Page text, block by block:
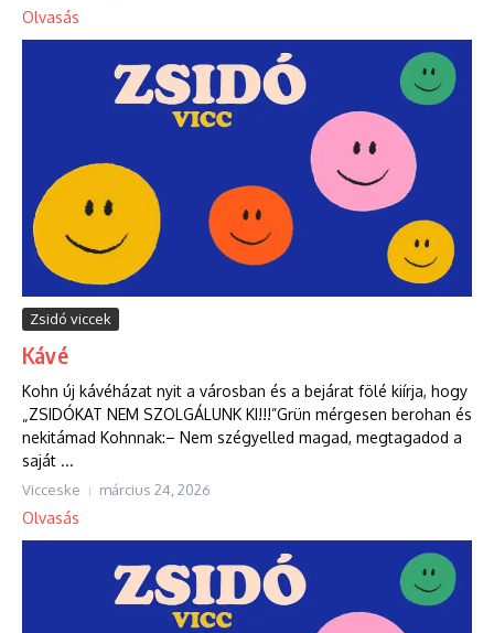
Olvasás
Zsidó viccek
Kávé
Kohn új kávéházat nyit a városban és a bejárat fölé kiírja, hogy
„ZSIDÓKAT NEM SZOLGÁLUNK KI!!!”Grün mérgesen berohan és
nekitámad Kohnnak:– Nem szégyelled magad, megtagadod a
saját ...
Vicceske március 24, 2026
Olvasás